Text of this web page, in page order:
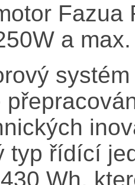
Fazua
a
typ řídící
Wh,